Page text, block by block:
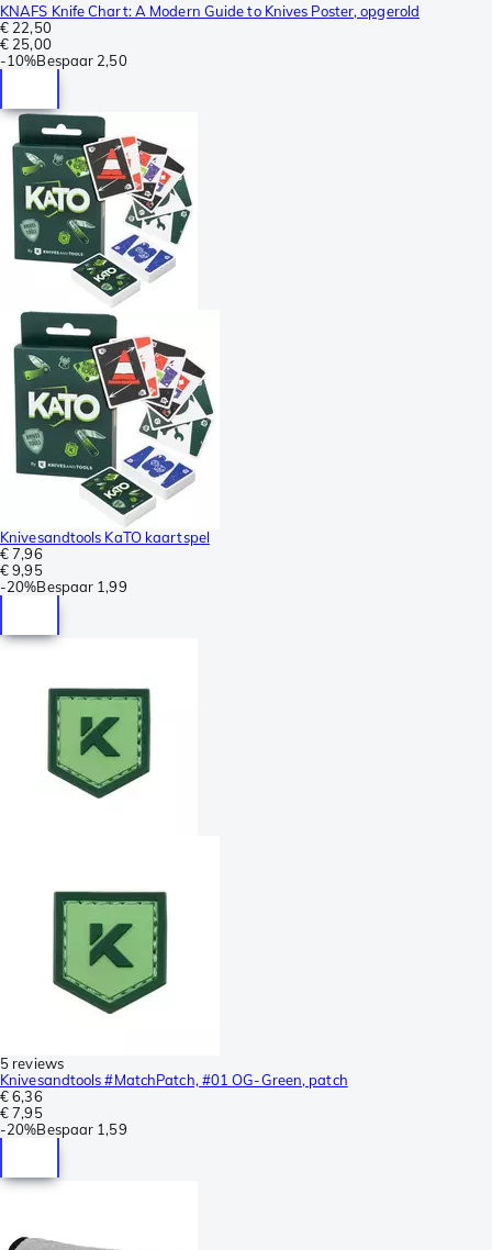
KNAFS Knife Chart: A Modern Guide to Knives Poster, opgerold
€ 22,50
€ 25,00
-10%Bespaar 2,50
Knivesandtools KaTO kaartspel
€ 7,96
€ 9,95
-20%Bespaar 1,99
5 reviews
Knivesandtools #MatchPatch, #01 OG-Green, patch
€ 6,36
€ 7,95
-20%Bespaar 1,59